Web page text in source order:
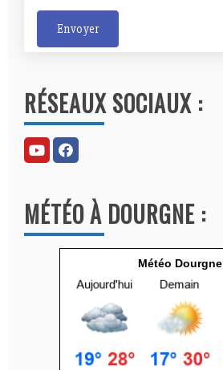
Envoyer
t
e
r
n
t
i
RÉSEAUX SOCIAUX :
MÉTÉO À DOURGNE :
Météo Dourgne